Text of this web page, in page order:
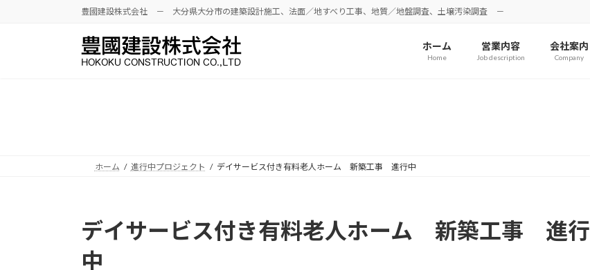
豊國建設株式会社 － 大分県大分市の建築設計施工、法面／地すべり工事、地質／地盤調査、土壌汚染調査 －
ホーム
Home
営業内容
Job description
会社案内
Company
ホーム 進行中プロジェクト デイサービス付き有料老人ホーム 新築工事 進行中
デイサービス付き有料老人ホーム 新築工事 進行
中